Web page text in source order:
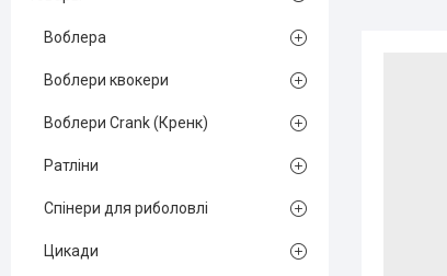
Воблера
Воблери квокери
Воблери Crank (Кренк)
Ратліни
Спінери для риболовлі
Цикади